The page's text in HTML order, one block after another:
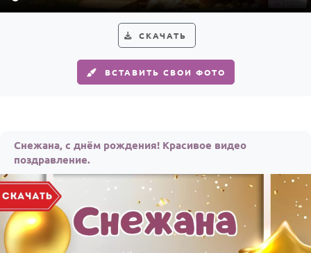
СКАЧАТЬ
ВСТАВИТЬ СВОИ ФОТО
Снежана, с днём рождения! Красивое видео
поздравление.